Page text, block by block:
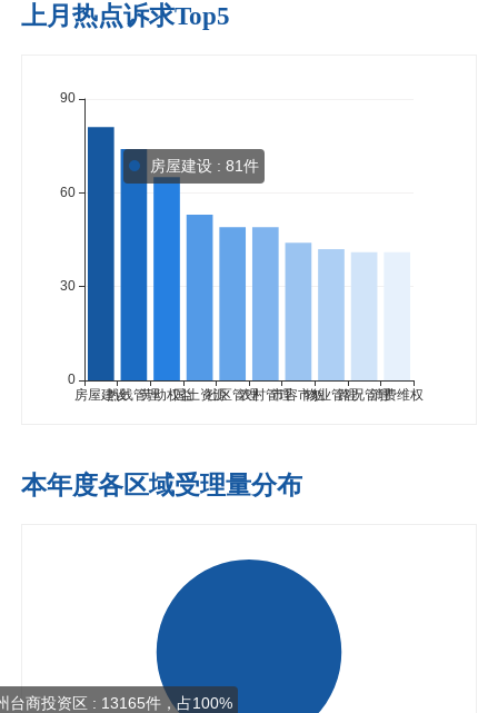
上月热点诉求Top5
房屋建设 : 81件
本年度各区域受理量分布
台商投资区 : 13165件，占100%